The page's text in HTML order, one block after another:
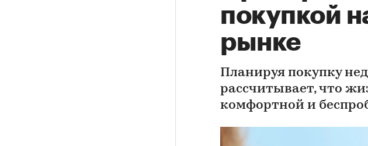
покупкой
рынке
Планируя покупку
рассчитывает, что
комфортной и